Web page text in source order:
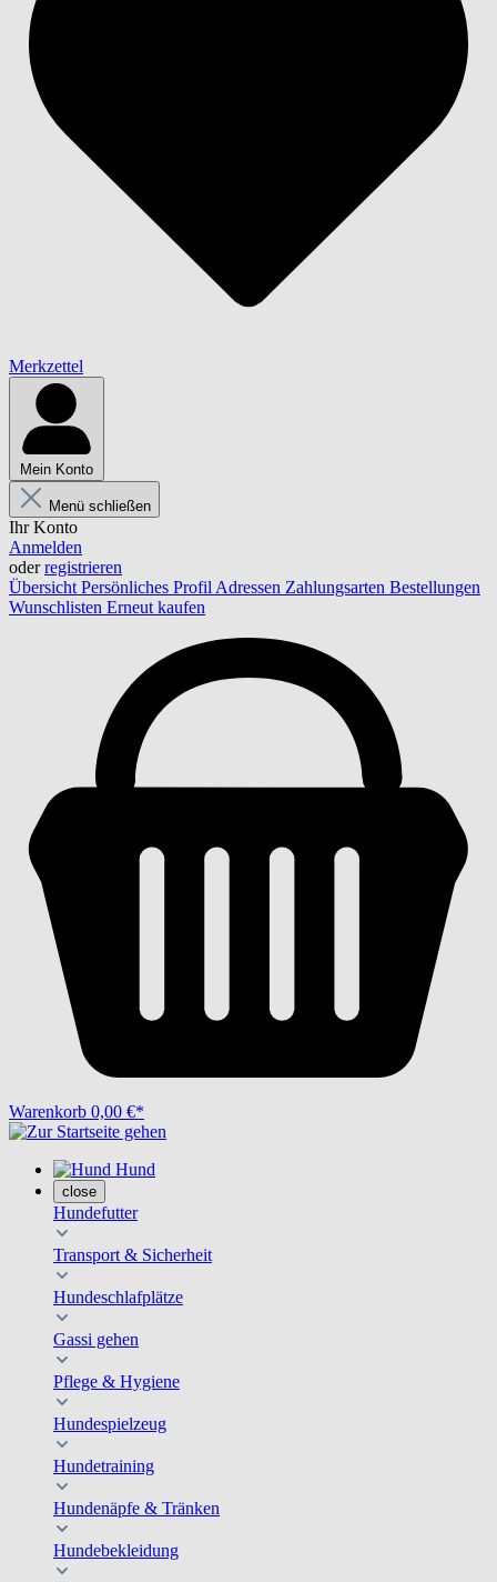
Merkzettel
Mein Konto
Menü schließen
Ihr Konto
Anmelden
oderregistrieren
Übersicht Persönliches Profil Adressen Zahlungsarten Bestellungen
Wunschlisten Erneut kaufen
Warenkorb 0,00 €*
Hund
close
Hundefutter
Transport & Sicherheit
Hundeschlafplätze
Gassi gehen
Pflege & Hygiene
Hundespielzeug
Hundetraining
Hundenäpfe & Tränken
Hundebekleidung